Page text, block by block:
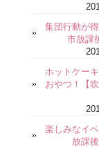
集団行動が
市放課
ホットケー
おやつ！【
楽しみなイ
放課